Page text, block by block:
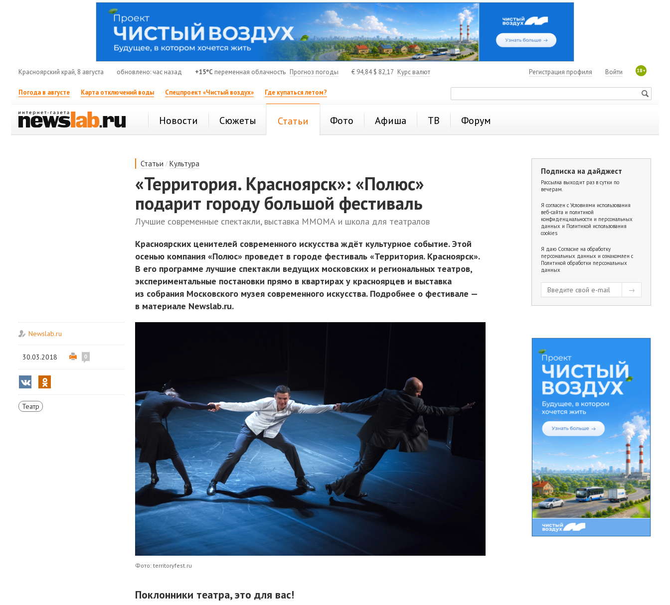
Красноярский край, 8 августа обновлено: час назад +15°C переменная облачность Прогноз погоды € 94,84$ 82,17 Курс валют 18+
Войти
Регистрация профиля
Погода в августе Карта отключений воды Спецпроект «Чистый воздух» Где купаться летом?
Новости Сюжеты Статьи Фото Афиша ТВ Форум
Статьи /Культура
«Территория. Красноярск»: «Полюс»
подарит городу большой фестиваль
Лучшие современные спектакли, выставка ММОМА и школа для театралов
Красноярских ценителей современного искусства ждёт культурное событие. Этой
осенью компания «Полюс» проведет в городе фестиваль «Территория. Красноярск».
В его программе лучшие спектакли ведущих московских и региональных театров,
экспериментальные постановки прямо в квартирах у красноярцев и выставка
из собрания Московского музея современного искусства. Подробнее о фестивале —
в материале Newslab.ru.
Newslab.ru
30.03.2018 0
Театр
Фото: territoryfest.ru
Поклонники театра, это для вас!
Подписка на дайджест
Рассылка выходит раз в сутки по
вечерам.
Я согласен с Условиями использования
веб-сайта и политикой
конфиденциальности и персональных
данных и Политикой использования
cookies
Я даю Согласие на обработку
персональных данных и ознакомлен с
Политикой обработки персональных
данных